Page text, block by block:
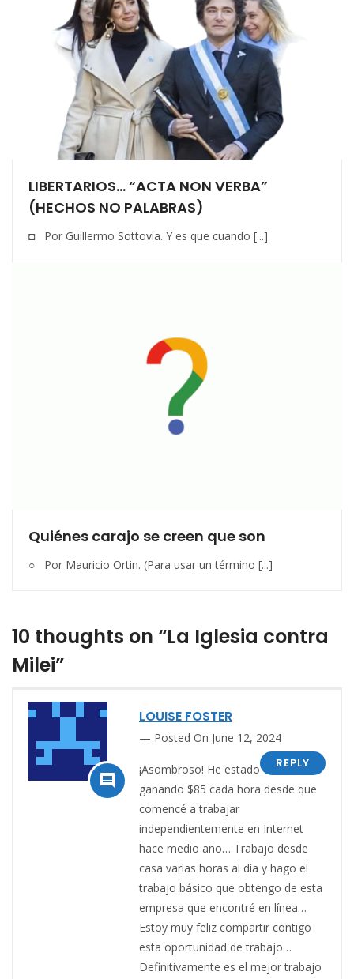
LIBERTARIOS… “ACTA NON VERBA”
(HECHOS NO PALABRAS)
◘ Por Guillermo Sottovia. Y es que cuando [...]
Quiénes carajo se creen que son
○ Por Mauricio Ortin. (Para usar un término [...]
10 thoughts on “La Iglesia contra
Milei”

LOUISE FOSTER
Posted On June 12, 2024
REPLY
¡Asombroso! He estado
ganando $85 cada hora desde que
comencé a trabajar
independientemente en Internet
hace medio año… Trabajo desde
casa varias horas al día y hago el
trabajo básico que obtengo de esta
empresa que encontré en línea…
Estoy muy feliz compartir contigo
esta oportunidad de trabajo…
Definitivamente es el mejor trabajo